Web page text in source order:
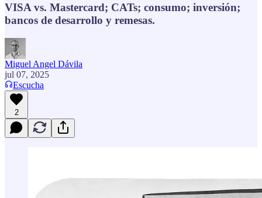
VISA vs. Mastercard; CATs; consumo; inversión;
bancos de desarrollo y remesas.
Miguel Angel Dávila
jul 07, 2025
Escucha
2